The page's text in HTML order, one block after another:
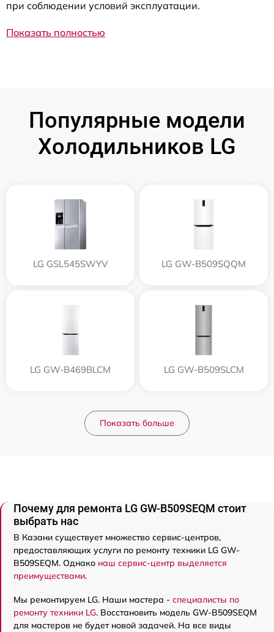
при соблюдении условий эксплуатации.
Показать полностью
Популярные модели
Холодильников LG
LG GSL545SWYV LG GW-B509SQQM
LG GW-B469BLCM LG GW-B509SLCM
Показать больше
Почему для ремонта LG GW-B509SEQM стоит
выбрать нас
В Казани существует множество сервис-центров,
предоставляющих услуги по ремонту техники LG GW-
B509SEQM. Однако наш сервис-центр выделяется
преимуществами.
Мы ремонтируем LG. Наши мастера - специалисты по
ремонту техники LG. Восстановить модель GW-B509SEQM
для мастеров не будет новой задачей. На все виды